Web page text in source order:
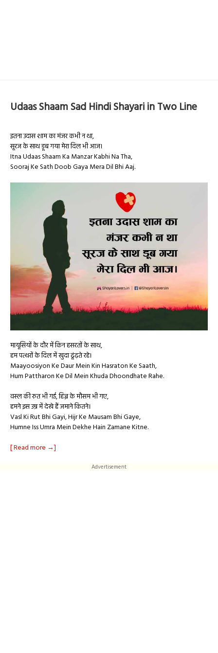
Udaas Shaam Sad Hindi Shayari in Two Line
इतना उदास शाम का मंजर कभी न था,
सूरज के साथ डूब गया मेरा दिल भी आज।
Itna Udaas Shaam Ka Manzar Kabhi Na Tha,
Sooraj Ke Sath Doob Gaya Mera Dil Bhi Aaj.
मायूसियों के दौर में किन हसरतों के साथ,
हम पत्थरों के दिल में खुदा ढूंढ़ते रहे।
Maayoosiyon Ke Daur Mein Kin Hasraton Ke Saath,
Hum Pattharon Ke Dil Mein Khuda Dhoondhate Rahe.
वस्ल की रुत भी गई, हिज्र के मौसम भी गए,
हमने इस उम्र में देखे हैं जमाने कितने।
Vasl Ki Rut Bhi Gayi, Hijr Ke Mausam Bhi Gaye,
Humne Iss Umra Mein Dekhe Hain Zamane Kitne.
[ Read more →]
Advertisement